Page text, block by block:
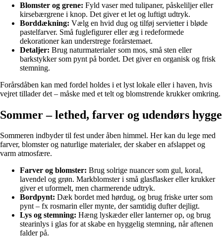
Blomster og grene: Fyld vaser med tulipaner, påskeliljer eller
kirsebærgrene i knop. Det giver et let og luftigt udtryk.
Borddækning: Vælg en hvid dug og tilføj servietter i bløde
pastelfarver. Små fuglefigurer eller æg i redeformede
dekorationer kan understrege forårstemaet.
Detaljer: Brug naturmaterialer som mos, små sten eller
barkstykker som pynt på bordet. Det giver en organisk og frisk
stemning.
Forårsdåben kan med fordel holdes i et lyst lokale eller i haven, hvis
vejret tillader det – måske med et telt og blomstrende krukker omkring.
Sommer – lethed, farver og udendørs hygge
Sommeren indbyder til fest under åben himmel. Her kan du lege med
farver, blomster og naturlige materialer, der skaber en afslappet og
varm atmosfære.
Farver og blomster: Brug solrige nuancer som gul, koral,
lavendel og grøn. Markblomster i små glasflasker eller krukker
giver et uformelt, men charmerende udtryk.
Bordpynt: Dæk bordet med hørdug, og brug friske urter som
pynt – fx rosmarin eller mynte, der samtidig dufter dejligt.
Lys og stemning: Hæng lyskæder eller lanterner op, og brug
stearinlys i glas for at skabe en hyggelig stemning, når aftenen
falder på.